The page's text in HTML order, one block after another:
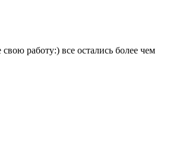
работу:) все остались более чем